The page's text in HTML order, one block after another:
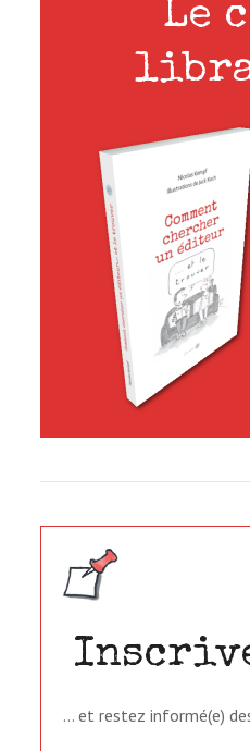
Le
… et restez informé(e)